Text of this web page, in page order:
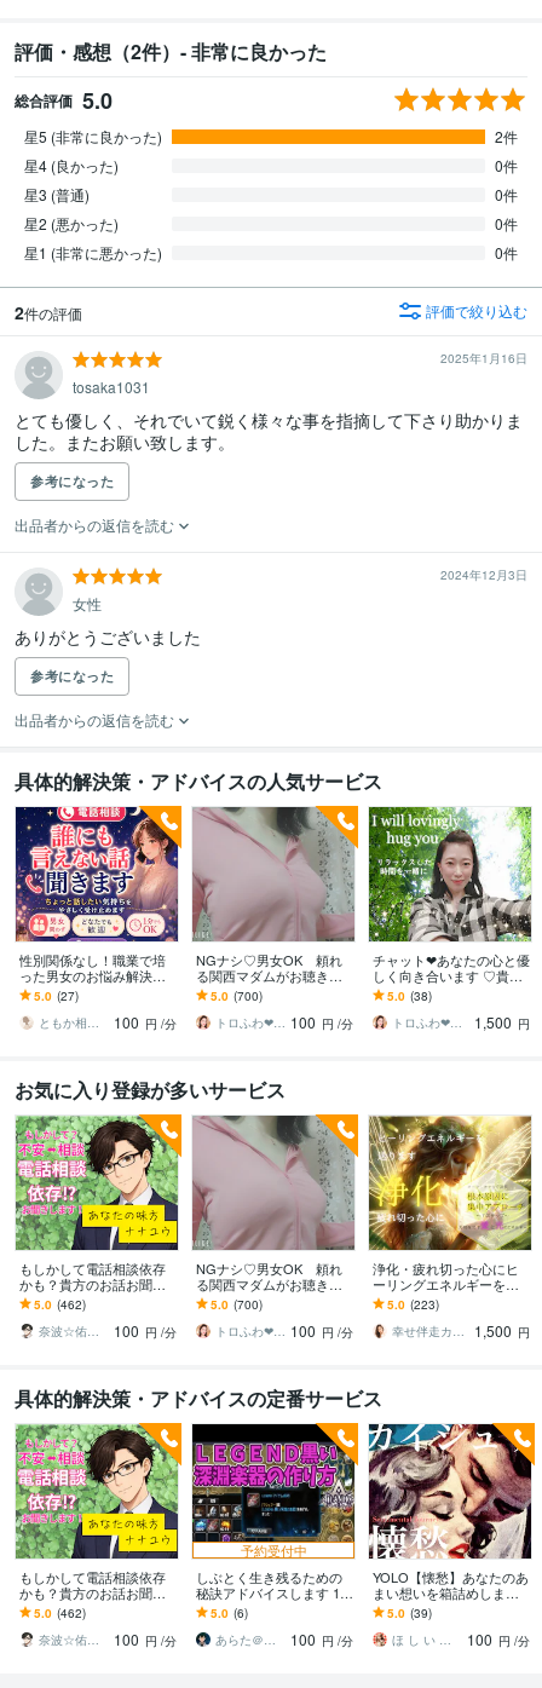
評価・感想（2件）- 非常に良かった
総合評価 5.0
星5 (非常に良かった)
2件
星4 (良かった)
0件
星3 (普通)
0件
星2 (悪かった)
0件
星1 (非常に悪かった)
0件
2件の評価 評価で絞り込む
2025年1月16日
tosaka1031
とても優しく、それでいて鋭く様々な事を指摘して下さり助かりま
した。またお願い致します。
参考になった
出品者からの返信を読む
2024年12月3日
女性
ありがとうございました
参考になった
出品者からの返信を読む
具体的解決策・アドバイスの人気サービス
性別関係なし！職業で培
った男女のお悩み解決し
ます 誰にも言えない気持
ち、責めずにゆっくり受
け止めます
5.0 (27)
ともか相談室
100 円 /分
NGナシ♡男女OK 頼れ
る関西マダムがお聴きし
ます ♡貴方はロケット♡
エネルギーの発射基地♡N
ATSUKO♡
5.0 (700)
トロふわ❤なつこ 100 円 /分
チャット❤あなたの心と優
しく向き合います ♡貴方
はロケット♡エネルギー
の発射基地♡NATSUKO♡
5.0 (38)
トロふわ❤なつこ
1,500 円
お気に入り登録が多いサービス
もしかして電話相談依存
かも？貴方のお話お聞き
します 繰り返す不安と相
談のループ 安心したい
気持ちを整える時間に！
5.0 (462)
奈波☆佑弥 ✨あなたの味方 ナナユウ✨
100 円 /分
NGナシ♡男女OK 頼れ
る関西マダムがお聴きし
ます ♡貴方はロケット♡
エネルギーの発射基地♡N
ATSUKO♡
5.0 (700)
トロふわ❤なつこ 100 円 /分
浄化・疲れ切った心にヒ
ーリングエネルギーを送
ります 万物を癒す/オー
ラ・チャクラ調整/根本原
因に集中アプローチ
5.0 (223)
幸せ伴走カウンセラー⭐︎H・RAMIII
1,500 円
具体的解決策・アドバイスの定番サービス
もしかして電話相談依存
かも？貴方のお話お聞き
します 繰り返す不安と相
談のループ 安心したい
気持ちを整える時間に！
5.0 (462)
奈波☆佑弥 ✨あなたの味方 ナナユウ✨
100 円 /分
予約受付中
しぶとく生き残るための
秘訣アドバイスします 15
年間引きこもってるガチ
ニートでも大丈夫と自身
の生存で証明
5.0 (6)
あらた＠マシュマー
100 円 /分
YOLO【懐愁】あなたのあ
まい想いを箱詰めします
秘めた思い出は闇と光の
ドラマ。人生に彩りを。
懐愁体験しない？
5.0 (39)
ほ し い ち こ loving怪盗乙女
100 円 /分